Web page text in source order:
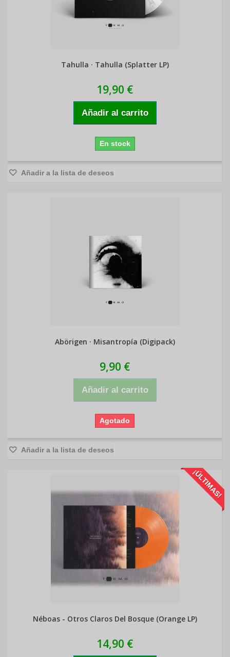
Tahulla · Tahulla (Splatter LP)
19,90 €
Añadir al carrito
En stock
Añadir a la lista de deseos
Abörigen · Misantropía (Digipack)
9,90 €
Añadir al carrito
Agotado
Añadir a la lista de deseos
¡ÚLTIMAS!
Néboas - Otros Claros Del Bosque (Orange LP)
14,90 €